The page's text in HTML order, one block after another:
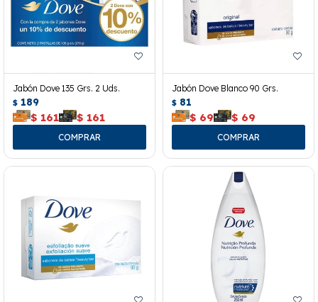
Jabón Dove 135 Grs. 2 Uds.
$ 189
$ 161 $ 161
Jabón Dove Blanco 90 Grs.
$ 81
$ 69 $ 69